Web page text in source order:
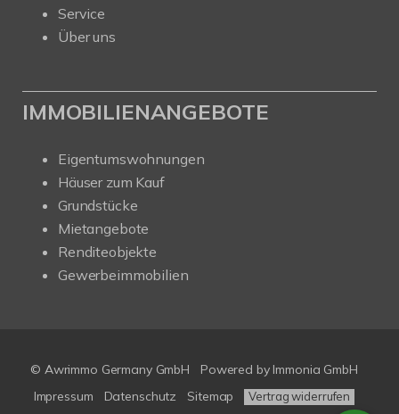
Service
Über uns
IMMOBILIENANGEBOTE
Eigentumswohnungen
Häuser zum Kauf
Grundstücke
Mietangebote
Renditeobjekte
Gewerbeimmobilien
© Awrimmo Germany GmbH
Powered by Immonia GmbH
Impressum
Datenschutz Sitemap Vertrag widerrufen